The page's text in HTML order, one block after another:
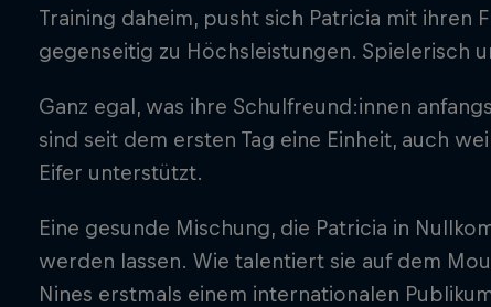
Training daheim, pusht sich Patricia mit ihren
gegenseitig zu Höchsleistungen. Spielerisch
Ganz egal, was ihre Schulfreund:innen
sind seit dem ersten Tag eine Einheit, auch
Eifer unterstützt.
Eine gesunde Mischung, die Patricia in
werden lassen. Wie talentiert sie auf dem
Nines erstmals einem internationalen